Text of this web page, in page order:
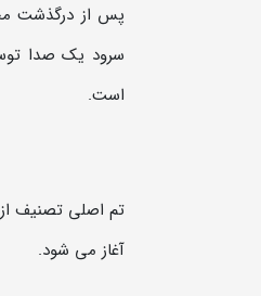
پس از درگذشت
سرود یک صدا
است.
تم اصلی تصنیف
آغاز می شود.